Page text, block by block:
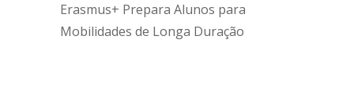
Erasmus+ Prepara Alunos para
Mobilidades de Longa Duração